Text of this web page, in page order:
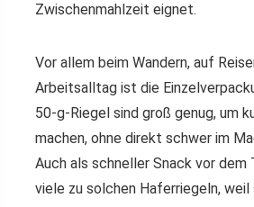
Zwischenmahlzeit eignet.
Vor allem beim Wandern, auf
Arbeitsalltag ist die
50-g-Riegel sind groß genug, um
machen, ohne direkt schwer im
Auch als schneller Snack vor dem
viele zu solchen Haferriegeln,